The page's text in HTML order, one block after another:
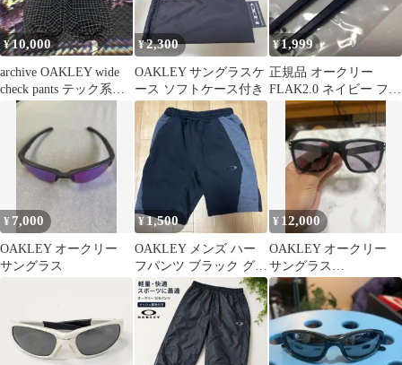
¥10,000
archive OAKLEY wide
check pants テック系
y2k
¥2,300
OAKLEY サングラスケ
ース ソフトケース付き
¥1,999
正規品 オークリー
FLAK2.0 ネイビー フラ
ック2.0 イヤーソック
¥ 7,000
OAKLEY オークリー
サングラス
¥ 1,500
OAKLEY メンズ ハー
フパンツ ブラック グレ
ー
¥ 12,000
OAKLEY オークリー
サングラス
HOLBROOK ホルブル
ック ブラック